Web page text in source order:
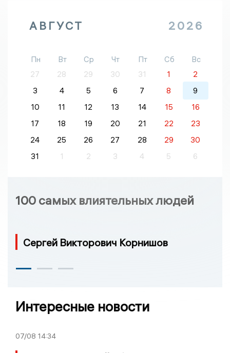
АВГУСТ 2026
Пн Вт Ср Чт Пт Сб
Вс
27
28 29 30 31 1
2
3
4 5 6 7 8
9
10
11 12 13 14 15
16
17
18 19 20 21 22
23
24
25 26 27 28 29
30
31
1 2 3 4 5 6
100 самых влиятельных людей
Сергей Викторович Корнишов
Интересные новости
07/08 14:34